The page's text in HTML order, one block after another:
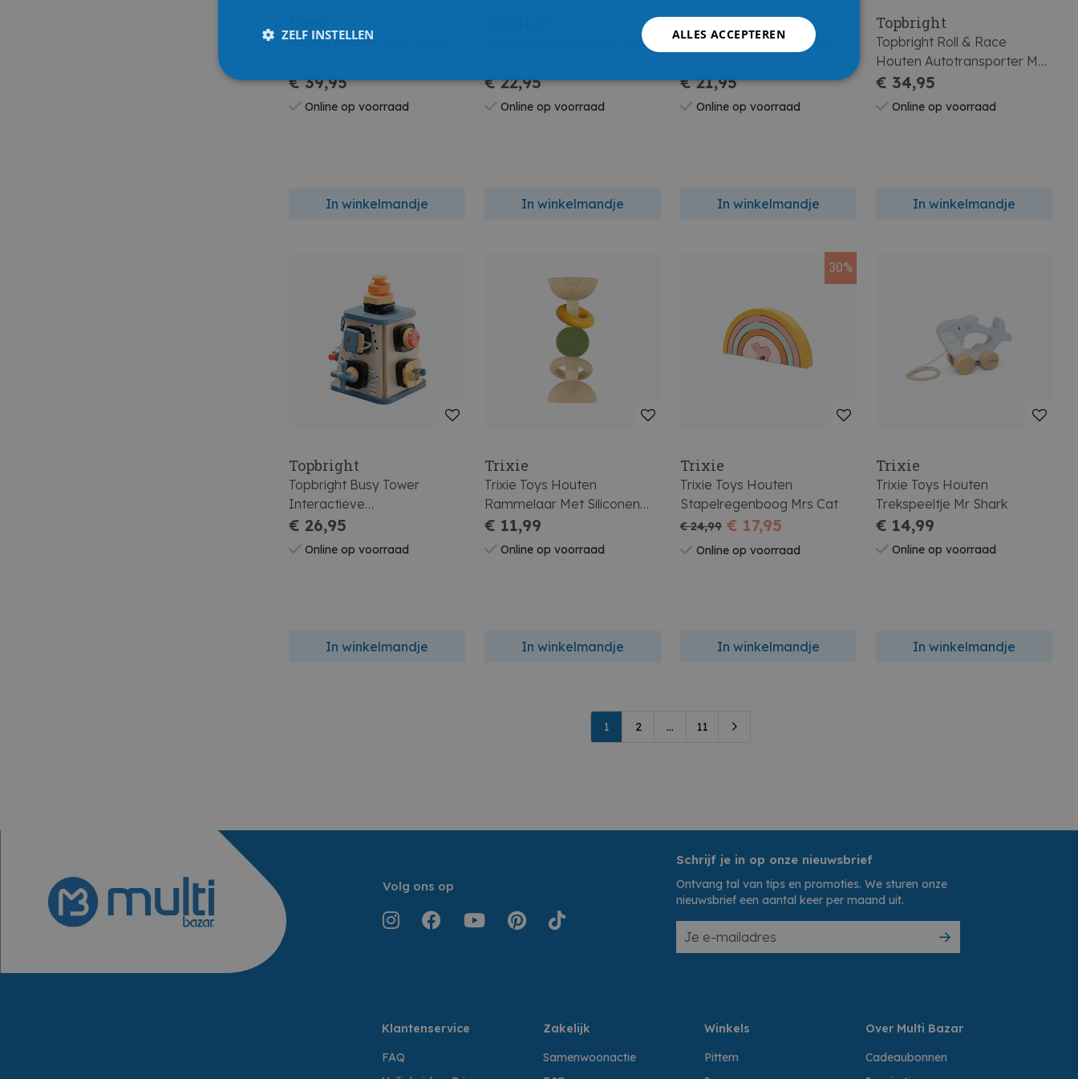
Hape Dynamic Pixel Piano
€ 39,95
Online op voorraad
In winkelmandje
Topbright Busy Board Huis
€ 22,95
Online op voorraad
In winkelmandje
Topbright
Topbright Busy Bee Maze
€ 21,95
Online op voorraad
In winkelmandje
Topbright
Topbright Roll & Race
Houten Autotransporter Met
8 Autos
€ 34,95
Online op voorraad
In winkelmandje
Topbright
Topbright Busy Tower
Interactieve
Activiteitenkubus
€ 26,95
Online op voorraad
In winkelmandje
Trixie
Trixie Toys Houten
Rammelaar Met Siliconen
Ringen Mr Dino
€ 11,99
Online op voorraad
In winkelmandje
30%
Trixie
Trixie Toys Houten
Stapelregenboog Mrs Cat
€ 24,99 € 17,95
Online op voorraad
In winkelmandje
Trixie
Trixie Toys Houten
Trekspeeltje Mr Shark
€ 14,99
Online op voorraad
In winkelmandje
1 2 ... 11
Volg ons op
Schrijf je in op onze nieuwsbrief
Ontvang tal van tips en promoties. We sturen onze
nieuwsbrief een aantal keer per maand uit.
Klantenservice
FAQ
Zakelijk
Samenwoonactie
Winkels
Pittem
Over Multi Bazar
Cadeaubonnen
ALLES ACCEPTEREN
ZELF INSTELLEN